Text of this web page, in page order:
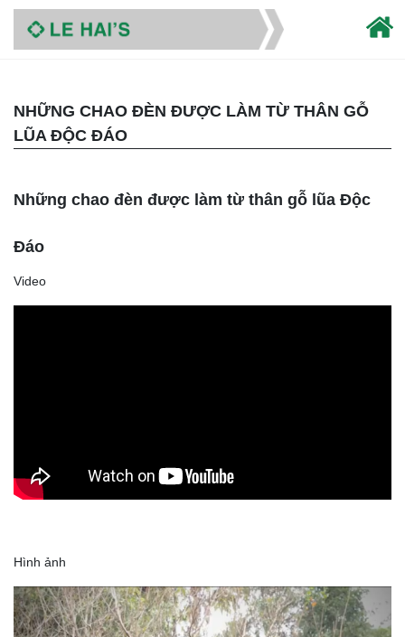
NHỮNG CHAO ĐÈN ĐƯỢC LÀM TỪ THÂN GỖ
LŨA ĐỘC ĐÁO
Những chao đèn được làm từ thân gỗ lũa Độc
Đáo
Video
Hình ảnh